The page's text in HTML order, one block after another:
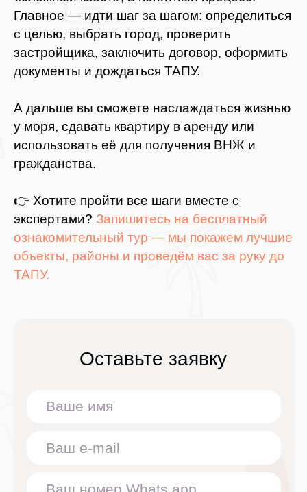
Главное — идти шаг за шагом: определиться
с целью, выбрать город, проверить
застройщика, заключить договор, оформить
документы и дождаться ТАПУ.
А дальше вы сможете наслаждаться жизнью
у моря, сдавать квартиру в аренду или
использовать её для получения ВНЖ и
гражданства.
👉 Хотите пройти все шаги вместе с
экспертами? Запишитесь на бесплатный
ознакомительный тур — мы покажем лучшие
объекты, районы и проведём вас за руку до
ТАПУ.